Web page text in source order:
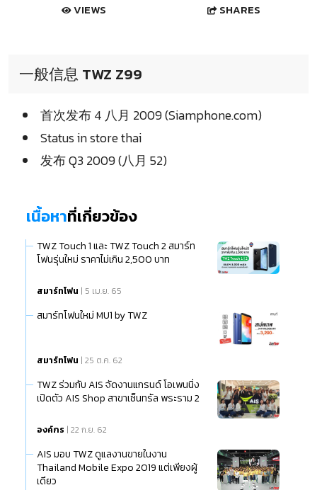
VIEWS SHARES
一般信息 TWZ Z99
首次发布 4 八月 2009 (Siamphone.com)
Status in store thai
发布 Q3 2009 (八月 52)
เนื้อหาที่เกี่ยวข้อง
TWZ Touch 1 และ TWZ Touch 2 สมาร์ท
โฟนรุ่นใหม่ ราคาไม่เกิน 2,500 บาท
สมาร์ทโฟน | 5 เม.ย. 65
สมาร์ทโฟนใหม่ MU1 by TWZ
สมาร์ทโฟน | 25 ต.ค. 62
TWZ ร่วมกับ AIS จัดงานแกรนด์ โอเพนนิ่ง
เปิดตัว AIS Shop สาขาเซ็นทรัล พระราม 2
องค์กร | 22 ก.ย. 62
AIS มอบ TWZ ดูแลงานขายในงาน
Thailand Mobile Expo 2019 แต่เพียงผู้
เดียว